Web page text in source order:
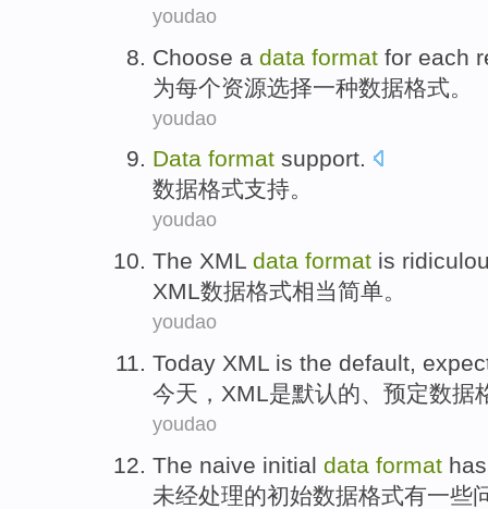
youdao
Choose a data format for each
为每个资源选择一种数据格式。
youdao
Data format support.
数据格式支持。
youdao
The XML data format is
XML数据格式相当简单。
youdao
Today XML is the default,
今天 ， XML是默认的、 预定数据
youdao
The naive initial data format has
未经处理的初始数据格式有一些